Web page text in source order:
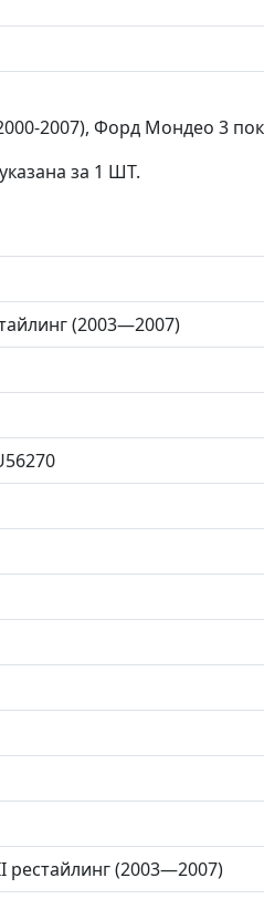
2007), Форд Мондео 3
за 1 ШТ.
(2003—2007)
рестайлинг (2003—2007)